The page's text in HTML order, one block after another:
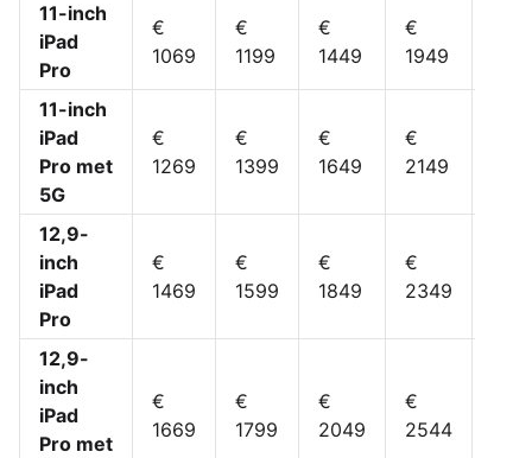
11-inch
iPad
Pro
€
1069
€
1199
€
1449
€
1949
11-inch
iPad
Pro met
5G
€
1269
€
1399
€
1649
€
2149
12,9-
inch
iPad
Pro
€
1469
€
1599
€
1849
€
2349
12,9-
inch
iPad
Pro met
€
1669
€
1799
€
2049
€
2544